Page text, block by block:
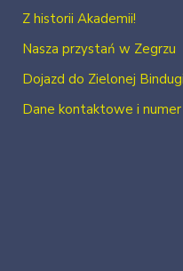
Z historii Akademii!
Nasza przystań w Zegrzu
Dojazd do Zielonej
Dane kontaktowe i